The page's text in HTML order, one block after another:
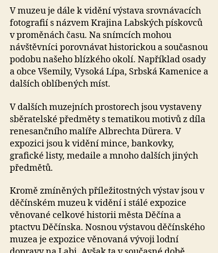
V muzeu je dále k vidění výstava srovnávacích
fotografií s názvem Krajina Labských pískovců
v proměnách času. Na snímcích mohou
návštěvníci porovnávat historickou a současnou
podobu našeho blízkého okolí. Například osady
a obce Všemily, Vysoká Lípa, Srbská Kamenice a
dalších oblíbených míst.
V dalších muzejních prostorech jsou vystaveny
sběratelské předměty s tematikou motivů z díla
renesančního malíře Albrechta Dürera. V
expozici jsou k vidění mince, bankovky,
grafické listy, medaile a mnoho dalších jiných
předmětů.
Kromě zmíněných příležitostných výstav jsou v
děčínském muzeu k vidění i stálé expozice
věnované celkové historii města Děčína a
ptactvu Děčínska. Nosnou výstavou děčínského
muzea je expozice věnovaná vývoji lodní